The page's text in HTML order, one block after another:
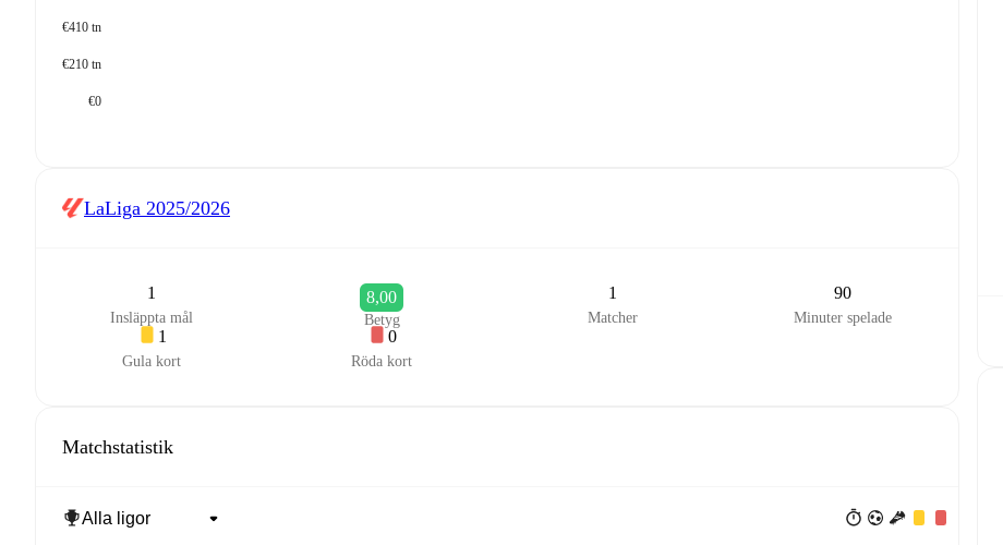
€410 tn
€210 tn
€0
LaLiga 2025/2026
1
Insläppta mål
8,00
Betyg
1
Matcher
90
Minuter spelade
1
Gula kort
0
Röda kort
Matchstatistik